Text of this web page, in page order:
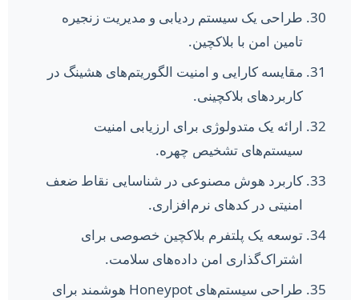
طراحی یک سیستم ردیابی و مدیریت زنجیره
تامین امن با بلاکچین.
مقایسه کارایی و امنیت الگوریتم‌های هشینگ در
کاربردهای بلاکچینی.
ارائه یک متدولوژی برای ارزیابی امنیت
سیستم‌های تشخیص چهره.
کاربرد هوش مصنوعی در شناسایی نقاط ضعف
امنیتی در کدهای نرم‌افزاری.
توسعه یک پلتفرم بلاکچین خصوصی برای
اشتراک‌گذاری امن داده‌های سلامت.
طراحی سیستم‌های Honeypot هوشمند برای